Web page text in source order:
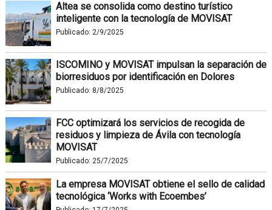
Altea se consolida como destino turístico
inteligente con la tecnología de MOVISAT
Publicado: 2/9/2025
ISCOMINO y MOVISAT impulsan la separación de
biorresiduos por identificación en Dolores
Publicado: 8/8/2025
FCC optimizará los servicios de recogida de
residuos y limpieza de Ávila con tecnología
MOVISAT
Publicado: 25/7/2025
La empresa MOVISAT obtiene el sello de calidad
tecnológica ‘Works with Ecoembes’